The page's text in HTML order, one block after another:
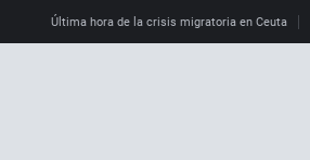
Última hora de la crisis migratoria en Ceuta